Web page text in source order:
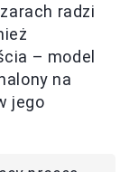
radzi
– model
na
jego